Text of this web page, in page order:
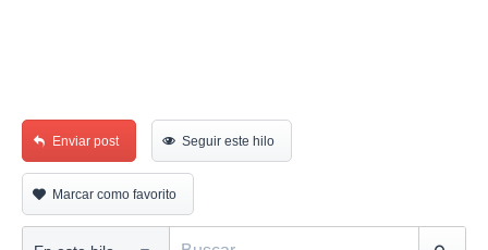
Enviar post Seguir este hilo
Marcar como favorito